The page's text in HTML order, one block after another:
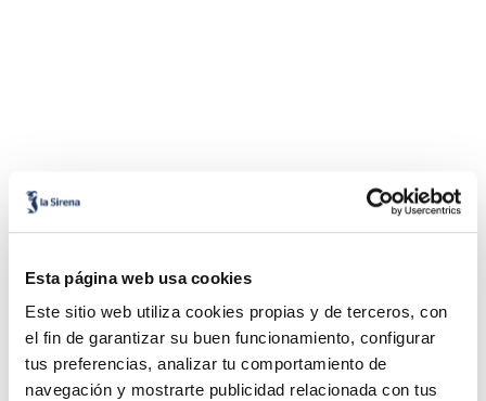
Esta página web usa cookies
Este sitio web utiliza cookies propias y de terceros, con
el fin de garantizar su buen funcionamiento, configurar
tus preferencias, analizar tu comportamiento de
navegación y mostrarte publicidad relacionada con tus